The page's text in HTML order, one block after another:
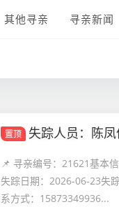
其他寻亲 寻亲新闻
置顶 失踪人员：陈
📌 寻亲编号：21621基
失踪日期：2026-06-23失
系方式：15873349936...